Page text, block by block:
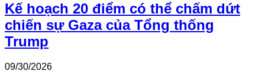
Kế hoạch 20 điểm có thể chấm dứt
chiến sự Gaza của Tổng thống
Trump
09/30/2026